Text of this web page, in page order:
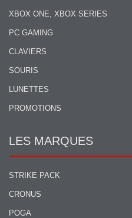
XBOX ONE, XBOX SERIES
PC GAMING
CLAVIERS
SOURIS
LUNETTES
PROMOTIONS
LES MARQUES
STRIKE PACK
CRONUS
POGA